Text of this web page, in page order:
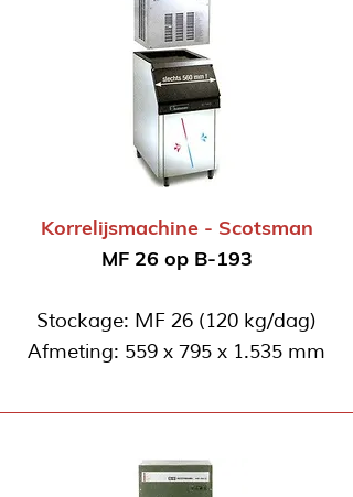
Korrelijsmachine - Scotsman
MF 26 op B-193
Stockage: MF 26 (120 kg/dag)
Afmeting: 559 x 795 x 1.535 mm